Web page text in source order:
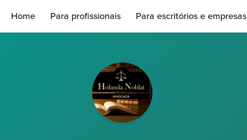
Home Para profissionais Para escritórios e empresas